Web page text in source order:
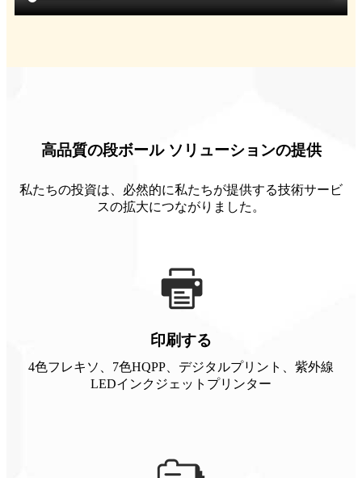
高品質の段ボール ソリューションの提供
私たちの投資は、必然的に私たちが提供する技術サービ
スの拡大につながりました。
印刷する
4色フレキソ、7色HQPP、デジタルプリント、紫外線
LEDインクジェットプリンター